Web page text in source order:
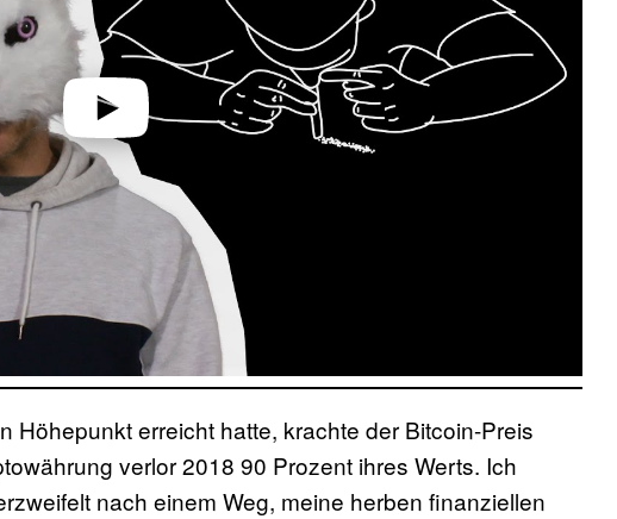
Play video
Höhepunkt erreicht hatte, krachte der Bitcoin-Preis
verlor 2018 90 Prozent ihres Werts. Ich
nach einem Weg, meine herben finanziellen